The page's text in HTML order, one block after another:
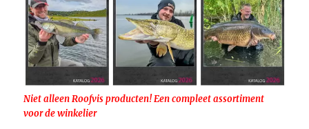
Niet alleen Roofvis producten! Een compleet assortiment
voor de winkelier